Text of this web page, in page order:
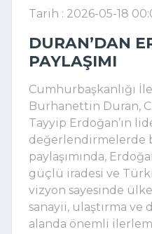
Tarih : 2026-05-18
DURAN’DAN
PAYLAŞIMI
Cumhurbaşkanlığı
Burhanettin Duran,
Tayyip Erdoğan’ın
değerlendirmelerde
paylaşımında,
güçlü iradesi ve
vizyon sayesinde
sanayii, ulaştırma
alanda önemli